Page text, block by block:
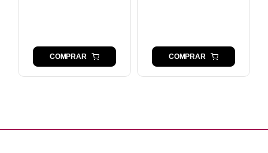
COMPRAR COMPRAR